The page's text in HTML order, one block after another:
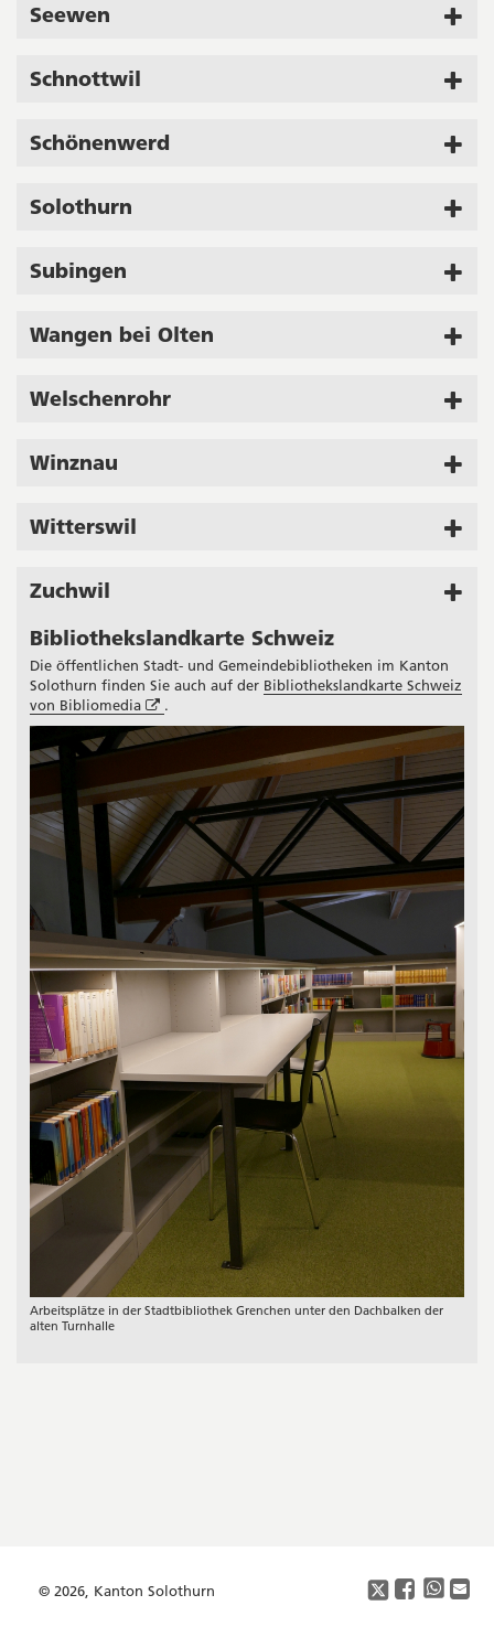
Seewen
Schnottwil
Schönenwerd
Solothurn
Subingen
Wangen bei Olten
Welschenrohr
Winznau
Witterswil
Zuchwil
Seitenleiste
Bibliothekslandkarte Schweiz
Die öffentlichen Stadt- und Gemeindebibliotheken im Kanton
Solothurn finden Sie auch auf der Bibliothekslandkarte Schweiz
von Bibliomedia
Öffnet
in
neuem
.
Arbeitsplätze in der Stadtbibliothek Grenchen unter den Dachbalken der
alten Turnhalle
© 2026, Kanton Solothurn